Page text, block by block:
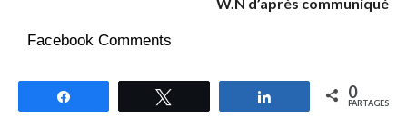
Facebook Comments
Partagez 0
PARTAGES